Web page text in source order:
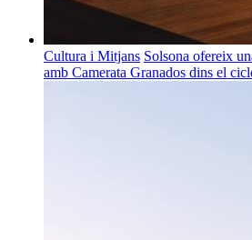
Cultura i Mitjans Solsona ofereix
amb Camerata Granados dins el